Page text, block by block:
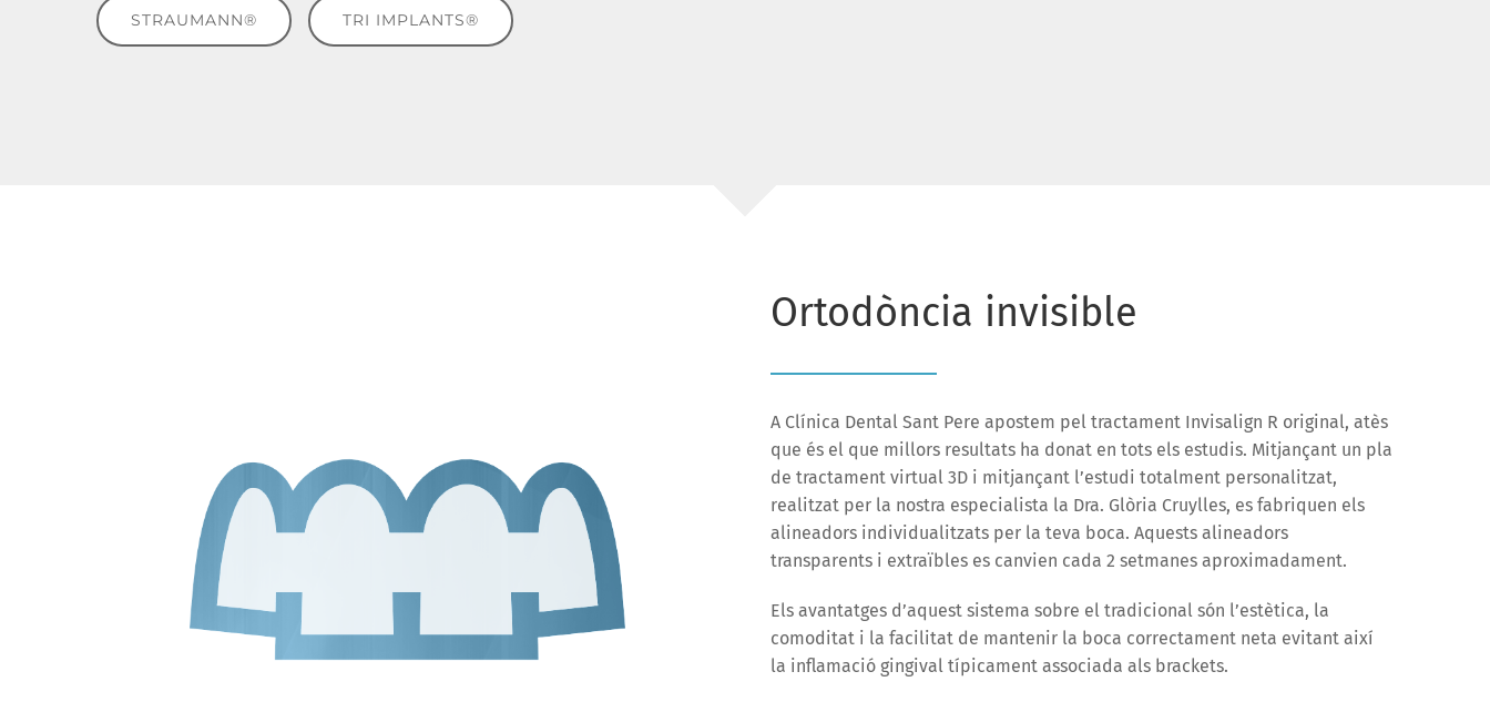
STRAUMANN® TRI IMPLANTS®
Ortodòncia invisible
A Clínica Dental Sant Pere apostem pel tractament Invisalign R original, atès
que és el que millors resultats ha donat en tots els estudis. Mitjançant un pla
de tractament virtual 3D i mitjançant l’estudi totalment personalitzat,
realitzat per la nostra especialista la Dra. Glòria Cruylles, es fabriquen els
alineadors individualitzats per la teva boca. Aquests alineadors
transparents i extraïbles es canvien cada 2 setmanes aproximadament.
Els avantatges d’aquest sistema sobre el tradicional són l’estètica, la
comoditat i la facilitat de mantenir la boca correctament neta evitant així
la inflamació gingival típicament associada als brackets.